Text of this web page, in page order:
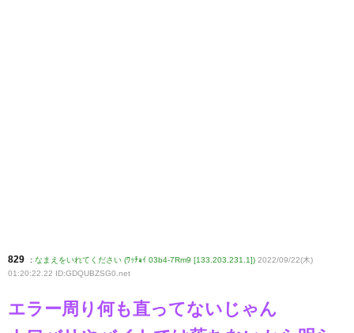
829 : なまえをいれてください (ﾜｯﾁｮｲ 03b4-7Rm9 [133.203.231.1]) 2022/09/22(木)
01:20:22.22 ID:GDQUBZSG0 .net
エラー周り何も直ってないじゃん